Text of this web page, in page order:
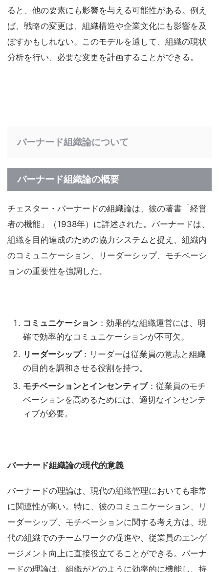
ると、他の要素にも影響を与える可能性がある。例え
ば、戦略の変更は、組織構造や企業文化にも影響を及
ぼすかもしれない。このモデルを通して、組織の現状
分析を行い、必要な変更を計画することができる。
バーナード組織論について
バーナード組織論の概要
チェスター・バーナードの組織論は、彼の著書「経営
者の機能」（1938年）に詳述された。バーナードは、
組織を目的達成のための協力システムと捉え、組織内
のコミュニケーション、リーダーシップ、モチベーシ
ョンの重要性を強調した。
コミュニケーション ：効果的な組織運営には、明
確で効率的なコミュニケーションが不可欠。
リーダーシップ：リーダーは従業員の意志と組織
の目的を調和させる役割を持つ。
モチベーションとインセンティブ：従業員のモチ
ベーションを高めるためには、適切なインセンテ
ィブが必要。
バーナード組織論の現代的意義
バーナードの理論は、現代の組織管理においても非常
に関連性が高い。特に、彼のコミュニケーション、リ
ーダーシップ、モチベーションに関する考え方は、現
代の組織でのチームワークの促進や、従業員のエンゲ
ージメント向上に直接役立てることができる。バーナ
ードの理論は、組織がどのように効率的に機能し、持